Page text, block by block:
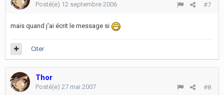
#7
Posté(e) 12 septembre 2006
mais quand j'ai écrit le message si
Citer
Thor
#8
Posté(e) 27 mai 2007